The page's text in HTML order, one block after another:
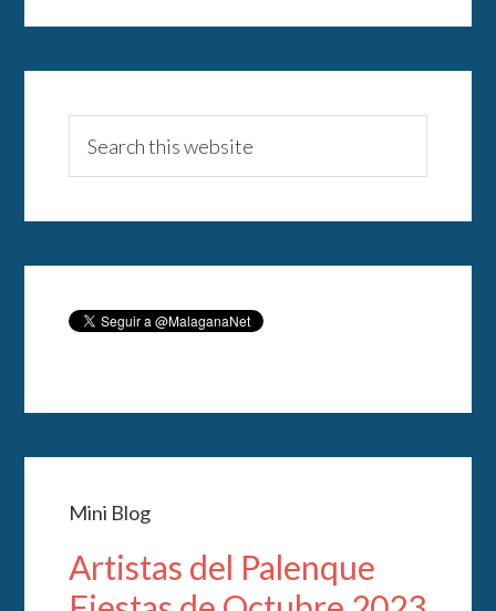
Mini Blog
Artistas del Palenque